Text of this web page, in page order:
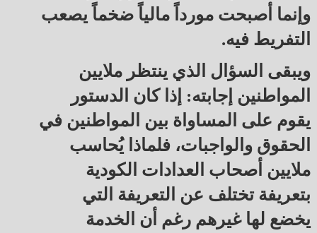
وإنما أصبحت مورداً مالياً ضخماً يصعب
التفريط فيه.
ويبقى السؤال الذي ينتظر ملايين
المواطنين إجابته: إذا كان الدستور
يقوم على المساواة بين المواطنين في
الحقوق والواجبات، فلماذا يُحاسب
ملايين أصحاب العدادات الكودية
بتعريفة تختلف عن التعريفة التي
يخضع لها غيرهم رغم أن الخدمة